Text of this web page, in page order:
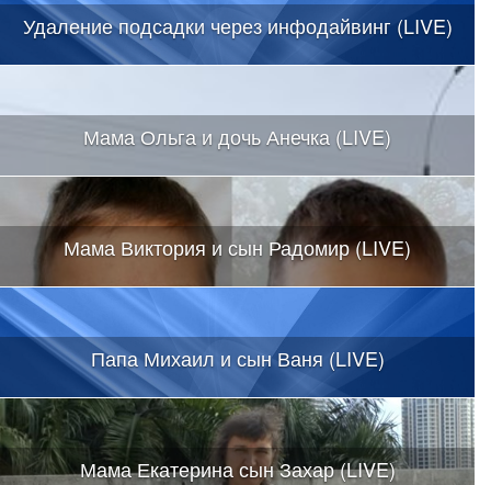
Удаление подсадки через инфодайвинг (LIVE)
Мама Ольга и дочь Анечка (LIVE)
Мама Виктория и сын Радомир (LIVE)
Папа Михаил и сын Ваня (LIVE)
Мама Екатерина сын Захар (LIVE)